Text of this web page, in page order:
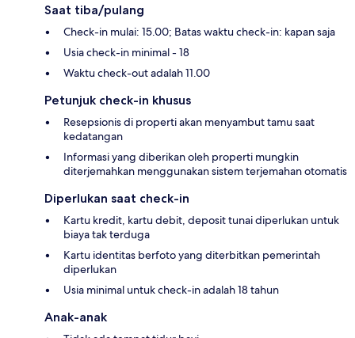
Saat tiba/pulang
Check-in mulai: 15.00; Batas waktu check-in: kapan saja
Usia check-in minimal - 18
Waktu check-out adalah 11.00
Petunjuk check-in khusus
Resepsionis di properti akan menyambut tamu saat
kedatangan
Informasi yang diberikan oleh properti mungkin
diterjemahkan menggunakan sistem terjemahan otomatis
Diperlukan saat check-in
Kartu kredit, kartu debit, deposit tunai diperlukan untuk
biaya tak terduga
Kartu identitas berfoto yang diterbitkan pemerintah
diperlukan
Usia minimal untuk check-in adalah 18 tahun
Anak-anak